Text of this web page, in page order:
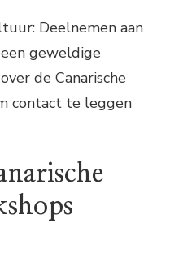
Deelnemen aan
geweldige
de Canarische
contact te leggen